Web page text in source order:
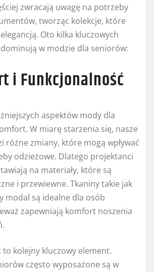
zwracają uwagę na potrzeby
tworząc kolekcje, które
Oto kilka kluczowych
w modzie dla seniorów:
i Funkcjonalność
aspektów mody dla
W miarę starzenia się, nasze
różne zmiany, które mogą wpływać
odzieżowe. Dlatego projektanci
na materiały, które są
i przewiewne. Tkaniny takie jak
modal są idealne dla osób
zapewniają komfort noszenia
to kolejny kluczowy element.
często wyposażone są w